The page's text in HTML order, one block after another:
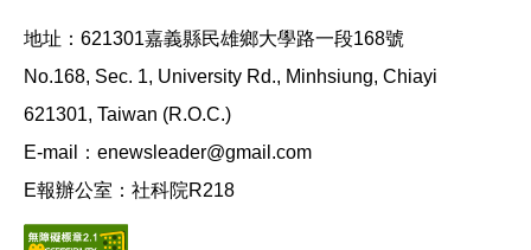
地址：621301嘉義縣民雄鄉大學路一段168號
No.168, Sec. 1, University Rd., Minhsiung, Chiayi
621301, Taiwan (R.O.C.)
E-mail：enewsleader@gmail.com
E報辦公室：社科院R218